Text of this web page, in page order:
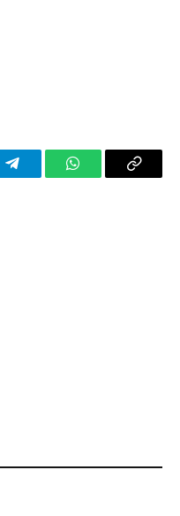
TelegramWhatsAppCopy